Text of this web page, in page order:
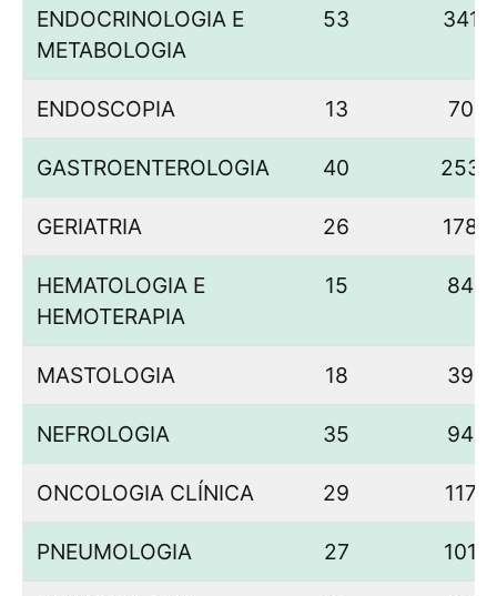
ENDOCRINOLOGIA E
METABOLOGIA
53 341
ENDOSCOPIA 13 70
GASTROENTEROLOGIA 40 253
GERIATRIA 26 178
HEMATOLOGIA E
HEMOTERAPIA
15 84
MASTOLOGIA 18 39
NEFROLOGIA 35 94
ONCOLOGIA CLÍNICA 29 117
PNEUMOLOGIA 27 101